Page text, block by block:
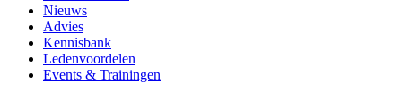
Nieuws
Advies
Kennisbank
Ledenvoordelen
Events & Trainingen